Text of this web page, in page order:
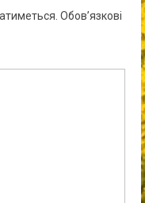
Обов’язкові